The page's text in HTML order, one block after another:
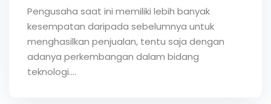
Pengusaha saat ini memiliki lebih banyak
kesempatan daripada sebelumnya untuk
menghasilkan penjualan, tentu saja dengan
adanya perkembangan dalam bidang
teknologi.…